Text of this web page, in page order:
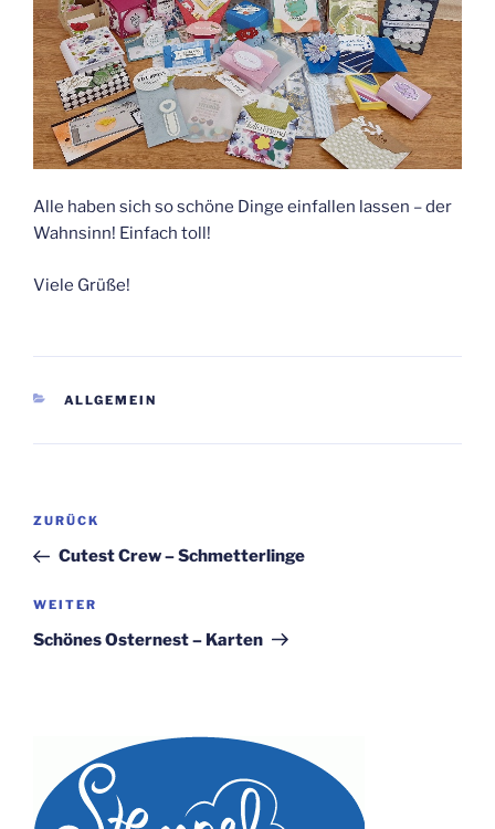
Alle haben sich so schöne Dinge einfallen lassen – der
Wahnsinn! Einfach toll!
Viele Grüße!
KATEGORIEN
ALLGEMEIN
Beitragsnavigation
Vorheriger
Beitrag
ZURÜCK
Cutest Crew – Schmetterlinge
Nächster
Beitrag
WEITER
Schönes Osternest – Karten